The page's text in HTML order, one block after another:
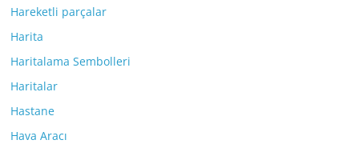
Hareketli parçalar
Harita
Haritalama Sembolleri
Haritalar
Hastane
Hava Aracı